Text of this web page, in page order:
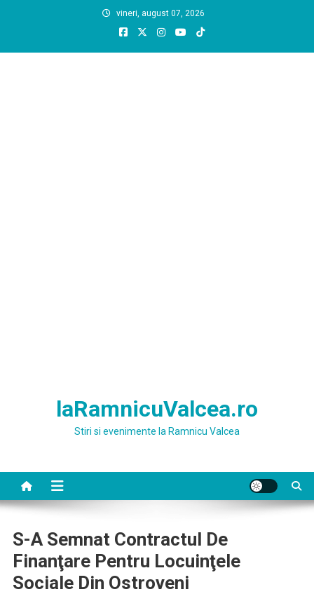
vineri, august 07, 2026
laRamnicuValcea.ro
Stiri si evenimente la Ramnicu Valcea
S-A Semnat Contractul De
Finanţare Pentru Locuinţele
Sociale Din Ostroveni